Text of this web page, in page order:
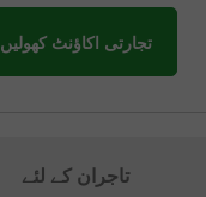
تجارتی اکاؤنٹ کھولیں
تاجران کے لئے